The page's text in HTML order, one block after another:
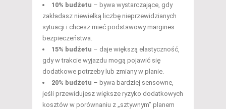
10% budżetu – bywa wystarczające, gdy
zakładasz niewielką liczbę nieprzewidzianych
sytuacji i chcesz mieć podstawowy margines
bezpieczeństwa.
15% budżetu – daje większą elastyczność,
gdy w trakcie wyjazdu mogą pojawić się
dodatkowe potrzeby lub zmiany w planie.
20% budżetu – bywa bardziej sensowne,
jeśli przewidujesz większe ryzyko dodatkowych
kosztów w porównaniu z „sztywnym” planem